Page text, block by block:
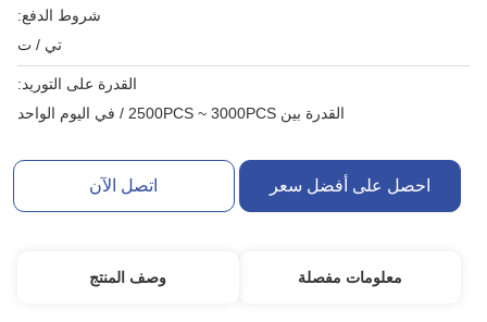
شروط الدفع:
تي / ت
القدرة على التوريد:
القدرة بين 2500PCS ~ 3000PCS / في اليوم الواحد
احصل على أفضل سعر اتصل الآن
معلومات مفصلة وصف المنتج